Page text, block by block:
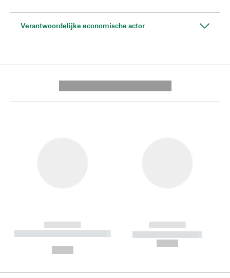
Verantwoordelijke economische actor
------------
----------- ----------- --------
------------
----------- -----------